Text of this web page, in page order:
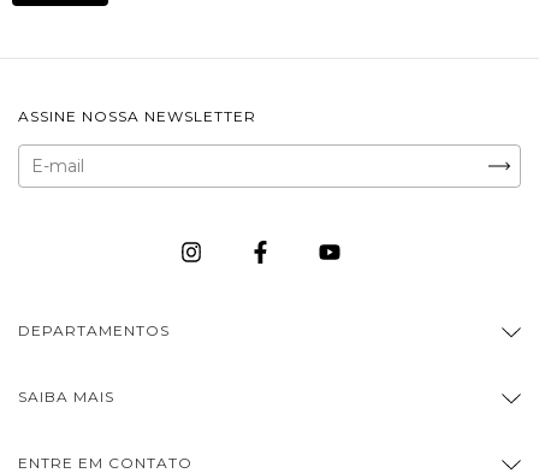
ASSINE NOSSA NEWSLETTER
DEPARTAMENTOS
SAIBA MAIS
ENTRE EM CONTATO